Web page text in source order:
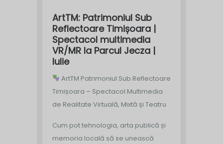
ArtTM: Patrimoniul Sub
Reflectoare Timișoara |
Spectacol multimedia
VR/MR la Parcul Jecza |
Iulie
ArtTM Patrimoniul Sub Reflectoare
Timișoara – Spectacol Multimedia
de Realitate Virtuală, Mixtă și Teatru
Cum pot tehnologia, arta publică și
memoria locală să se unească